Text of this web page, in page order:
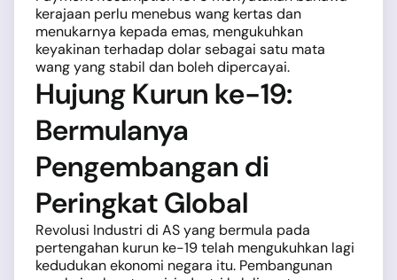
kerajaan perlu menebus wang kertas dan
menukarnya kepada emas, mengukuhkan
keyakinan terhadap dolar sebagai satu mata
wang yang stabil dan boleh dipercayai.
Hujung Kurun ke-19:
Bermulanya
Pengembangan di
Peringkat Global
Revolusi Industri di AS yang bermula pada
pertengahan kurun ke-19 telah mengukuhkan lagi
kedudukan ekonomi negara itu. Pembangunan